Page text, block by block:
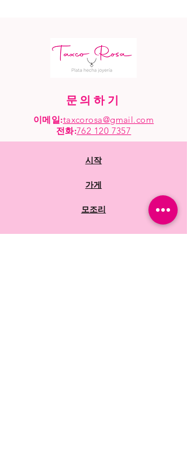
문의하기
이메일:taxcorosa@gmail.com
전화:762 120 7357
시작
가게
모조리